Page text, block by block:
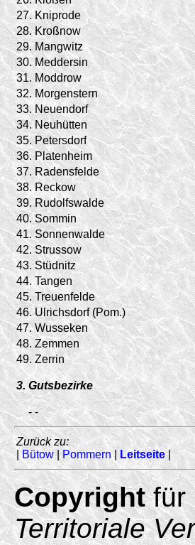
27. Kniprode
28. Kroßnow
29. Mangwitz
30. Meddersin
31. Moddrow
32. Morgenstern
33. Neuendorf
34. Neuhütten
35. Petersdorf
36. Platenheim
37. Radensfelde
38. Reckow
39. Rudolfswalde
40. Sommin
41. Sonnenwalde
42. Strussow
43. Stüdnitz
44. Tangen
45. Treuenfelde
46. Ulrichsdorf (Pom.)
47. Wusseken
48. Zemmen
49. Zerrin
3. Gutsbezirke
- -
Zurück zu:
|Bütow|Pommern| Leitseite|
Copyrightfür
Territoriale